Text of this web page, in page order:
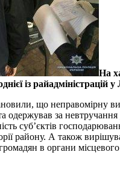
На
із райадміністрацій у
що неправомірну
одержував за невтручання
суб’єктів
району. А також
в органи місцевого